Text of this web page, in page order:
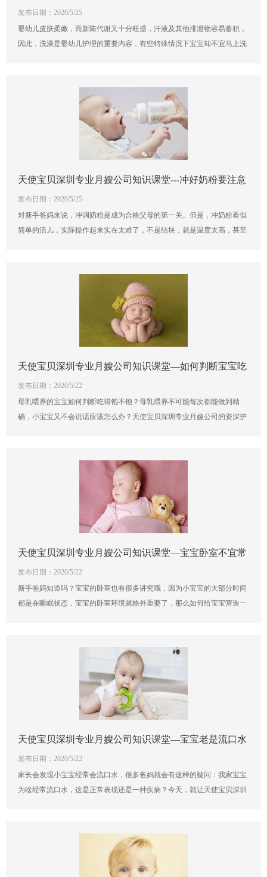
的5个时刻
发布日期：2020/5/25
婴幼儿皮肤柔嫩，而新陈代谢又十分旺盛，汗液及其他排泄物容易蓄积，
因此，洗澡是婴幼儿护理的重要内容，有些特殊情况下宝宝却不宜马上洗
天使宝贝深圳专业月嫂公司知识课堂---冲好奶粉要注意
的4个细节
发布日期：2020/5/25
对新手爸妈来说，冲调奶粉是成为合格父母的第一关。但是，冲奶粉看似
简单的活儿，实际操作起来实在太难了，不是结块，就是温度太高，甚至
天使宝贝深圳专业月嫂公司知识课堂—如何判断宝宝吃
得饱不饱？
发布日期：2020/5/22
母乳喂养的宝宝如何判断吃得饱不饱？母乳喂养不可能每次都能做到精
确，小宝宝又不会说话应该怎么办？天使宝贝深圳专业月嫂公司的资深护
天使宝贝深圳专业月嫂公司知识课堂—宝宝卧室不宜常
亮灯
发布日期：2020/5/22
新手爸妈知道吗？宝宝的卧室也有很多讲究哦，因为小宝宝的大部分时间
都是在睡眠状态，宝宝的卧室环境就格外重要了，那么如何给宝宝营造一
天使宝贝深圳专业月嫂公司知识课堂—宝宝老是流口水
是怎么回事？
发布日期：2020/5/22
家长会发现小宝宝经常会流口水，很多爸妈就会有这样的疑问：我家宝宝
为啥经常流口水，这是正常表现还是一种疾病？今天，就让天使宝贝深圳